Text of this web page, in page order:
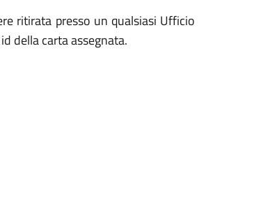
ritirata presso un qualsiasi Ufficio
della carta assegnata.